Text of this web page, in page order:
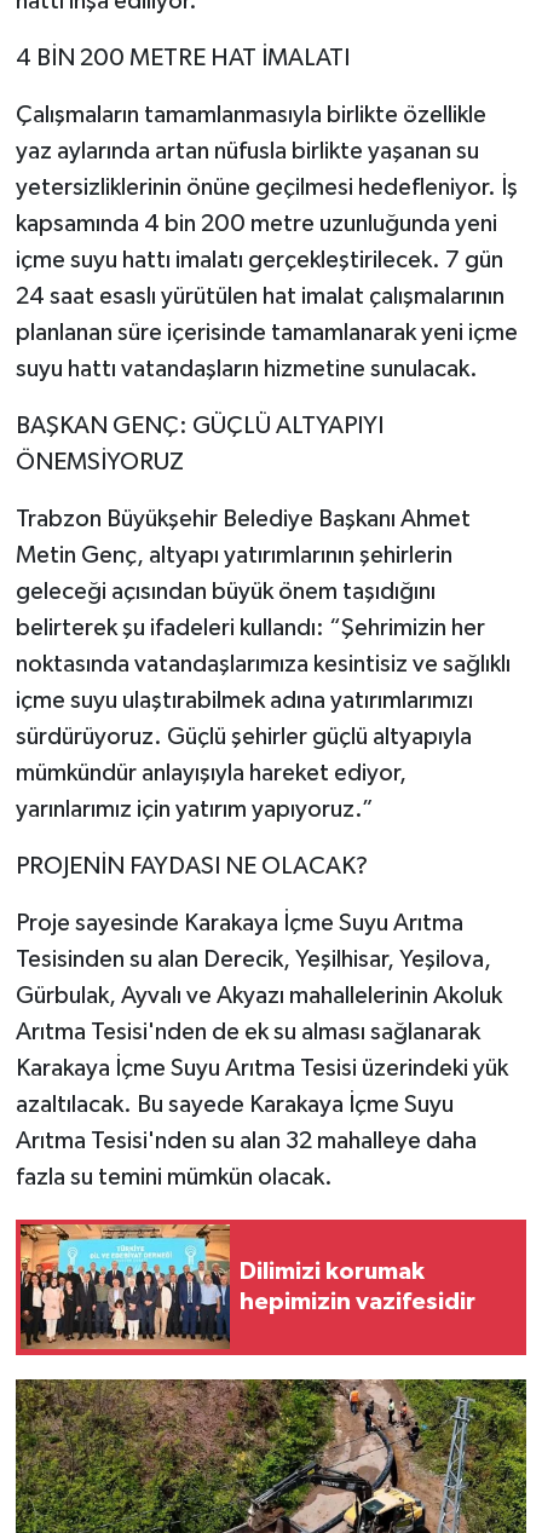
4 BİN 200 METRE HAT İMALATI
Çalışmaların tamamlanmasıyla birlikte özellikle
yaz aylarında artan nüfusla birlikte yaşanan su
yetersizliklerinin önüne geçilmesi hedefleniyor. İş
kapsamında 4 bin 200 metre uzunluğunda yeni
içme suyu hattı imalatı gerçekleştirilecek. 7 gün
24 saat esaslı yürütülen hat imalat çalışmalarının
planlanan süre içerisinde tamamlanarak yeni içme
suyu hattı vatandaşların hizmetine sunulacak.
BAŞKAN GENÇ: GÜÇLÜ ALTYAPIYI
ÖNEMSİYORUZ
Trabzon Büyükşehir Belediye Başkanı Ahmet
Metin Genç, altyapı yatırımlarının şehirlerin
geleceği açısından büyük önem taşıdığını
belirterek şu ifadeleri kullandı: “Şehrimizin her
noktasında vatandaşlarımıza kesintisiz ve sağlıklı
içme suyu ulaştırabilmek adına yatırımlarımızı
sürdürüyoruz. Güçlü şehirler güçlü altyapıyla
mümkündür anlayışıyla hareket ediyor,
yarınlarımız için yatırım yapıyoruz.”
PROJENİN FAYDASI NE OLACAK?
Proje sayesinde Karakaya İçme Suyu Arıtma
Tesisinden su alan Derecik, Yeşilhisar, Yeşilova,
Gürbulak, Ayvalı ve Akyazı mahallelerinin Akoluk
Arıtma Tesisi'nden de ek su alması sağlanarak
Karakaya İçme Suyu Arıtma Tesisi üzerindeki yük
azaltılacak. Bu sayede Karakaya İçme Suyu
Arıtma Tesisi'nden su alan 32 mahalleye daha
fazla su temini mümkün olacak.
Dilimizi korumak
hepimizin vazifesidir